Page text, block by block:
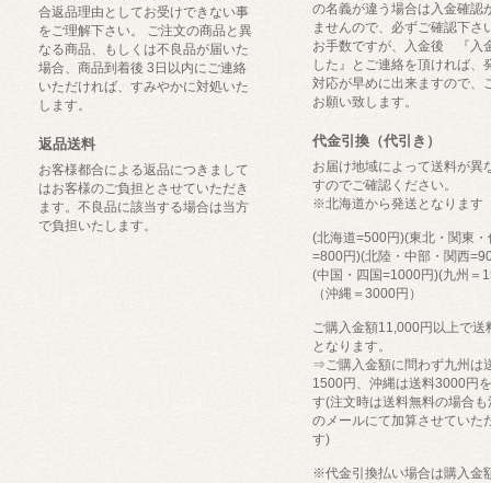
合返品理由としてお受けできない事
をご理解下さい。 ご注文の商品と異
なる商品、もしくは不良品が届いた
場合、商品到着後 3日以内にご連絡
いただければ、すみやかに対処いた
します。
返品送料
お客様都合による返品につきまして
はお客様のご負担とさせていただき
ます。不良品に該当する場合は当方
で負担いたします。
の名義が違う場合は入金確認
ませんので、必ずご確認下さ
お手数ですが、入金後 『入
した』とご連絡を頂ければ、
対応が早めに出来ますので、
お願い致します。
代金引換（代引き）
お届け地域によって送料が異
すのでご確認ください。
※北海道から発送となります
(北海道=500円)(東北・関東・
=800円)(北陸・中部・関西
(中国・四国=1000円)(九州＝
（沖縄＝3000円）
ご購入金額11,000円以上で送
となります。
⇒ご購入金額に問わず九州は
1500円、沖縄は送料3000円
す(注文時は送料無料の場合も
のメールにて加算させていた
す)
※代金引換払い場合は購入金